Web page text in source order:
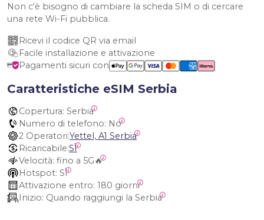
Non c'è bisogno di cambiare la scheda SIM o di cercare
una rete Wi-Fi pubblica.
Ricevi il codice QR via email
Facile installazione e attivazione
Pagamenti sicuri con
Caratteristiche eSIM Serbia
Copertura: Serbia
Numero di telefono: No
2 Operatori:Yettel, A1 Serbia
Ricaricabile:SÌ
Velocità: fino a 5G🔥
Hotspot: SÌ
Attivazione entro: 180 giorni
Inizio: Quando raggiungi la Serbia